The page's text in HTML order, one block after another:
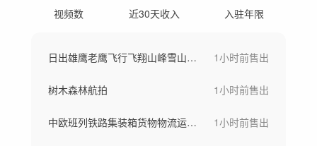
视频数 近30天收入 入驻年限
日出雄鹰老鹰飞行飞翔山峰雪山高山企业精神 1小时前售出
树木森林航拍 1小时前售出
中欧班列铁路集装箱货物物流运输繁忙港口 1小时前售出